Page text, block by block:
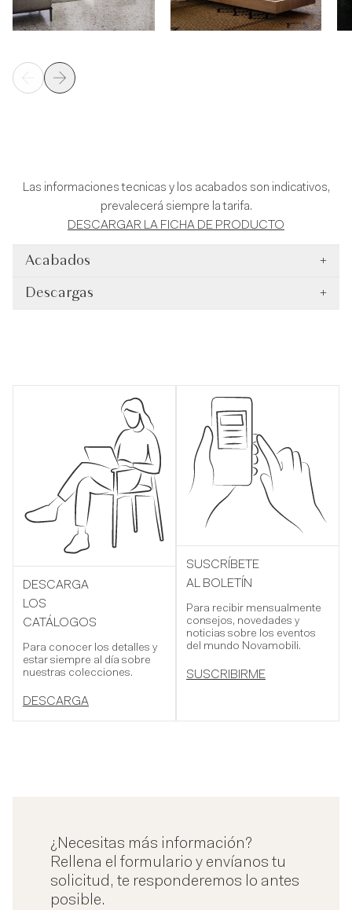
Las informaciones tecnicas y los acabados son indicativos,
prevalecerá siempre la tarifa.
DESCARGAR LA FICHA DE PRODUCTO
Acabados +
Descargas +
DESCARGA
LOS
CATÁLOGOS
Para conocer los detalles y
estar siempre al día sobre
nuestras colecciones.
DESCARGA
SUSCRÍBETE
AL BOLETÍN
Para recibir mensualmente
consejos, novedades y
noticias sobre los eventos
del mundo Novamobili.
SUSCRIBIRME
¿Necesitas más información?
Rellena el formulario y envíanos tu
solicitud, te responderemos lo antes
posible.